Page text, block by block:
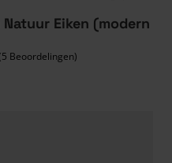
Eiken (modern
Beoordelingen)